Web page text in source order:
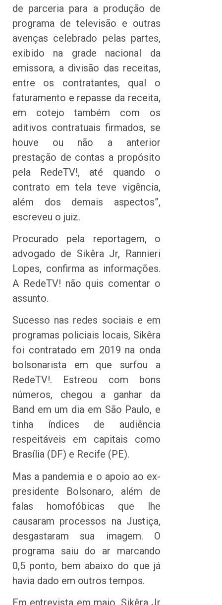
de parceria para a produção de
programa de televisão e outras
avenças celebrado pelas partes,
exibido na grade nacional da
emissora, a divisão das receitas,
entre os contratantes, qual o
faturamento e repasse da receita,
em cotejo também com os
aditivos contratuais firmados, se
houve ou não a anterior
prestação de contas a propósito
pela RedeTV!, até quando o
contrato em tela teve vigência,
além dos demais aspectos”,
escreveu o juiz.
Procurado pela reportagem, o
advogado de Sikêra Jr, Rannieri
Lopes, confirma as informações.
A RedeTV! não quis comentar o
assunto.
Sucesso nas redes sociais e em
programas policiais locais, Sikêra
foi contratado em 2019 na onda
bolsonarista em que surfou a
RedeTV!. Estreou com bons
números, chegou a ganhar da
Band em um dia em São Paulo, e
tinha índices de audiência
respeitáveis em capitais como
Brasília (DF) e Recife (PE).
Mas a pandemia e o apoio ao ex-
presidente Bolsonaro, além de
falas homofóbicas que lhe
causaram processos na Justiça,
desgastaram sua imagem. O
programa saiu do ar marcando
0,5 ponto, bem abaixo do que já
havia dado em outros tempos.
Em entrevista em maio, Sikêra Jr